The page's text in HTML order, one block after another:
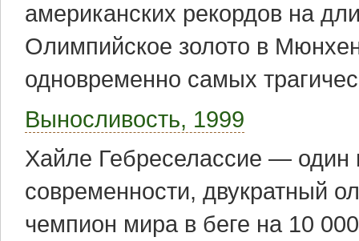
американских рекордов на
Олимпийское золото в
одновременно самых
Выносливость, 1999
Хайле Гебреселассие — один
современности, двукратный
чемпион мира в беге на 10